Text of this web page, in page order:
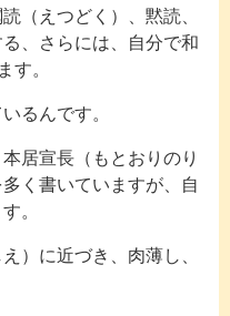
（えつどく）、黙読、
、さらには、自分で和
す。
るんです。
居宣長（もとおりのり
く書いていますが、自
。
）に近づき、肉薄し、